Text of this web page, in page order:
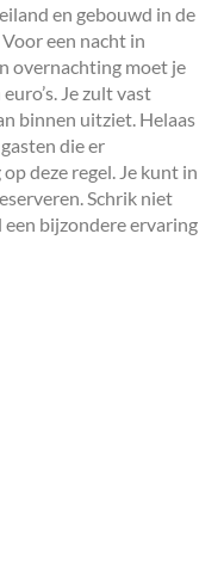
en gebouwd in de
een nacht in
overnachting moet je
Je zult vast
binnen uitziet. Helaas
die er
deze regel. Je kunt in
Schrik niet
een bijzondere ervaring